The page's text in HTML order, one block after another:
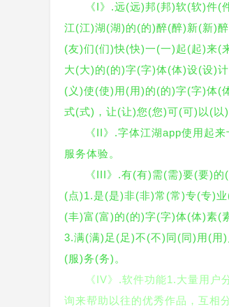
《I》.远(远)邦(邦)软(软)件
江(江)湖(湖)的(的)醉(醉)新(新)
(友)们(们)快(快)一(一)起(起)来(
大(大)的(的)字(字)体(体)设(设)
(义)使(使)用(用)的(的)字(字)体(
式(式)，让(让)您(您)可(可)以(以
《II》.字体江湖app使用起
服务体验。
《III》.有(有)需(需)要(要)
(点)1.是(是)非(非)常(常)专(专)
(丰)富(富)的(的)字(字)体(体)素(
3.满(满)足(足)不(不)同(同)用(用
(服)务(务)。
《IV》.软件功能1.大量用
询来帮助以往的优秀作品，互相